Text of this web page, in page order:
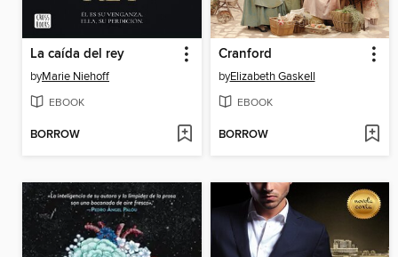
La caída del rey
byMarie Niehoff
EBOOK
BORROW
Cranford
byElizabeth Gaskell
EBOOK
BORROW